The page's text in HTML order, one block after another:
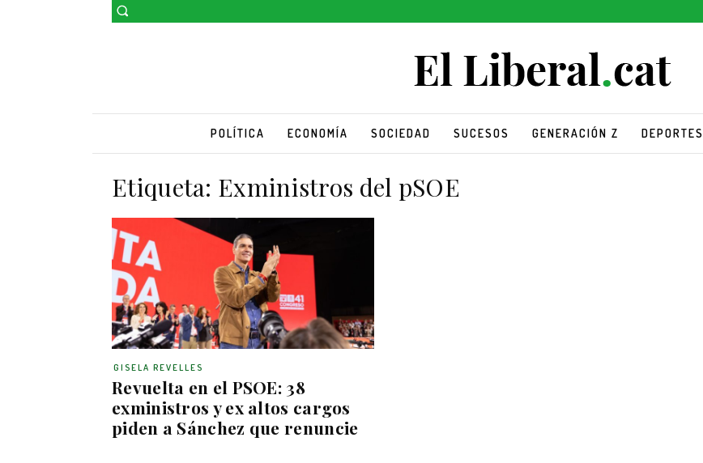
POLÍTICA ECONOMÍA SOCIEDAD SUCESOS GENERACIÓN Z DEPORTES
Etiqueta: Exministros del pSOE
Revuelta en el PSOE: 38
exministros y ex altos cargos
piden a Sánchez que renuncie
GISELA REVELLES